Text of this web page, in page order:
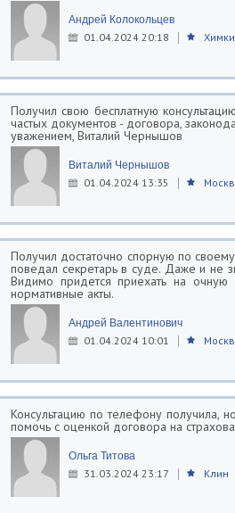
Андрей Колокольцев
01.04.2024 20:18 Химки
Получил свою бесплатную
частых документов - договора,
уважением, Виталий Чернышов
Виталий Чернышов
01.04.2024 13:35
Получил достаточно спорную по
поведал секретарь в суде. Даже и не
Видимо придется приехать на
нормативные акты.
Андрей Валентинович
01.04.2024 10:01
Консультацию по телефону получила,
помочь с оценкой договора на
Ольга Титова
31.03.2024 23:17 Клин